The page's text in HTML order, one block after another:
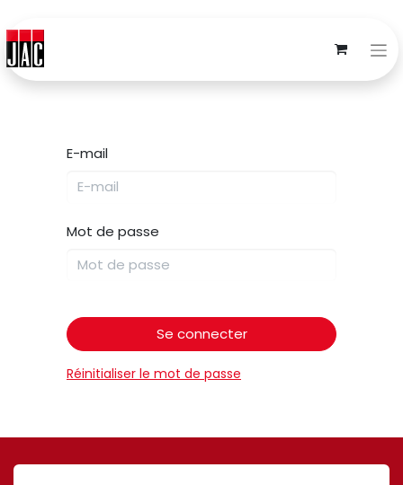
E-mail
Mot de passe
Se connecter
Réinitialiser le mot de passe